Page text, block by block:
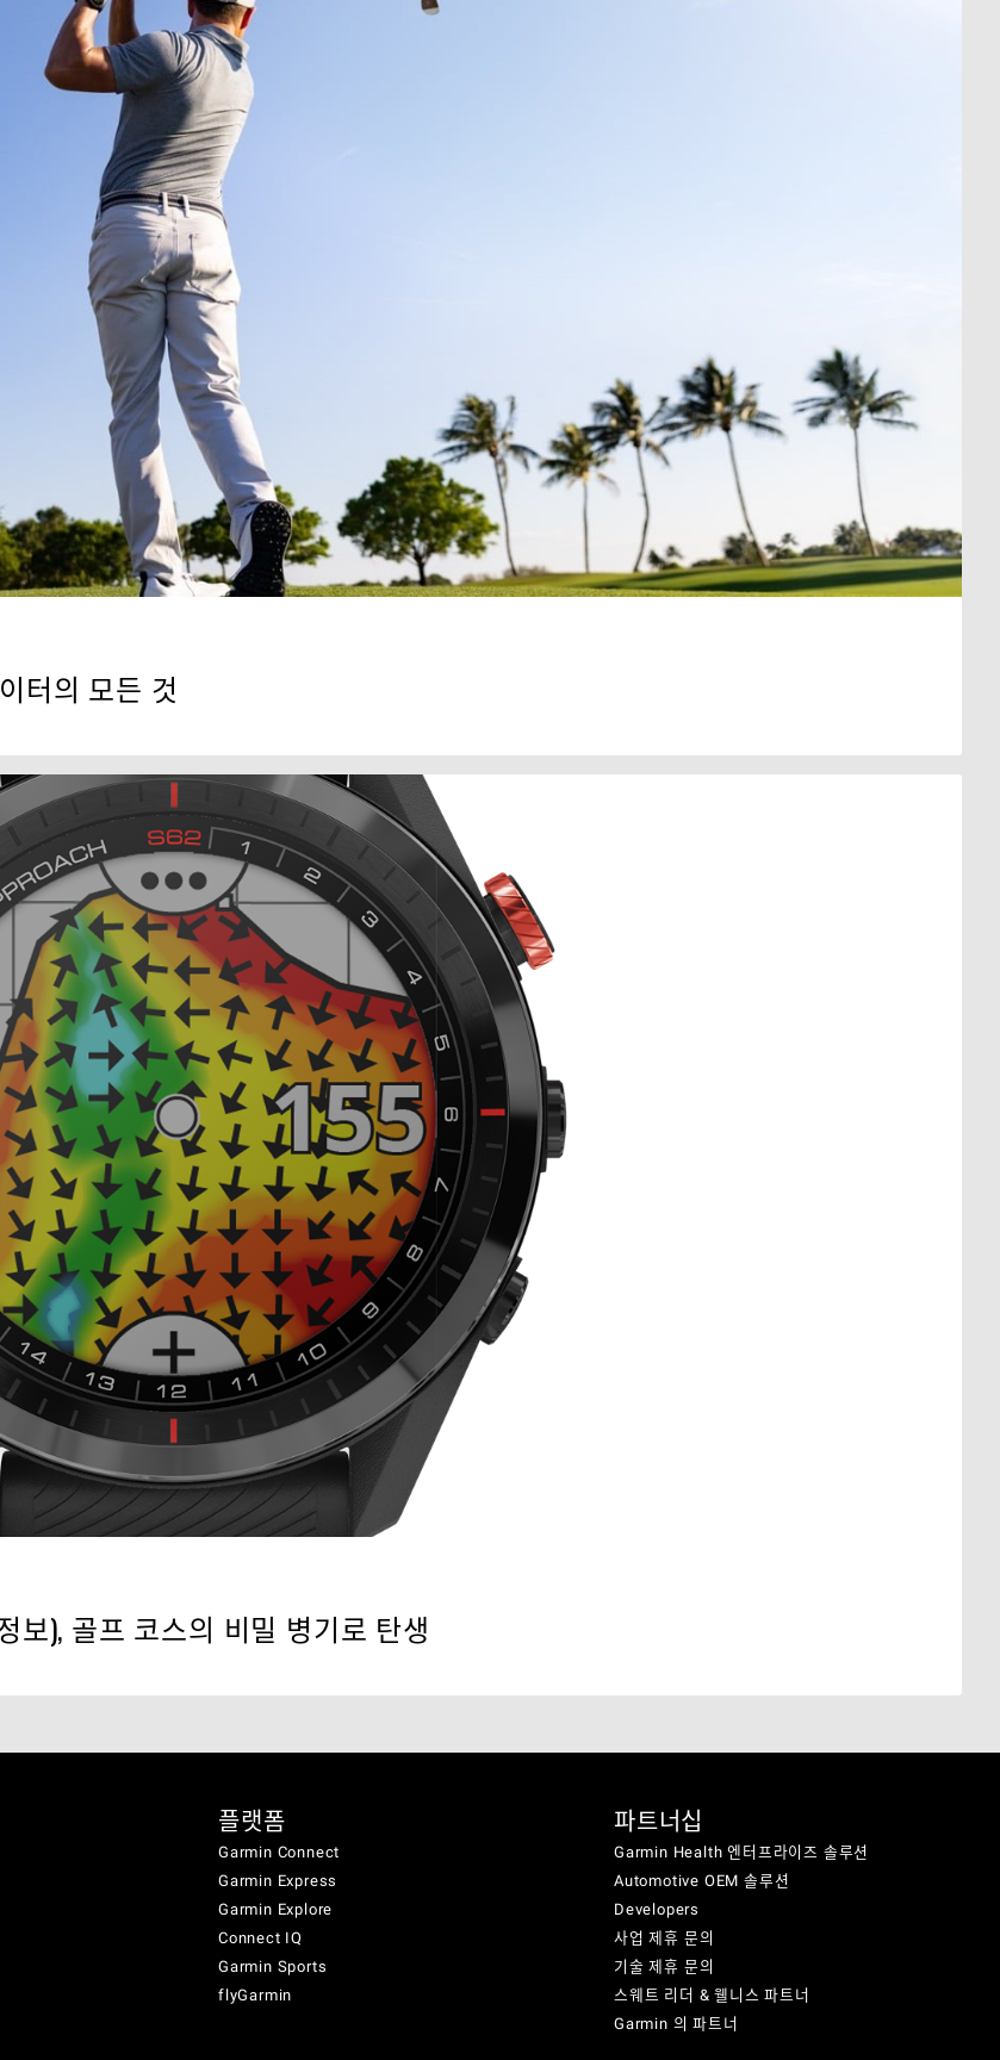
터의 모든 것
보), 골프 코스의 비밀 병기로 탄생
플랫폼
Garmin Connect
Garmin Express
Garmin Explore
Connect IQ
Garmin Sports
flyGarmin
파트너십
Garmin Health 엔터프라이즈 솔루션
Automotive OEM 솔루션
Developers
사업 제휴 문의
기술 제휴 문의
스웨트 리더 & 웰니스 파트너
Garmin 의 파트너